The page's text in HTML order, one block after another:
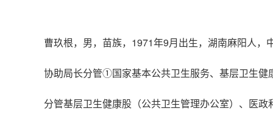
曹玖根，男，苗族，1971年9月出生，湖南麻阳人
协助局长分管①国家基本公共卫生服务、基层卫生
分管基层卫生健康股（公共卫生管理办公室）、医